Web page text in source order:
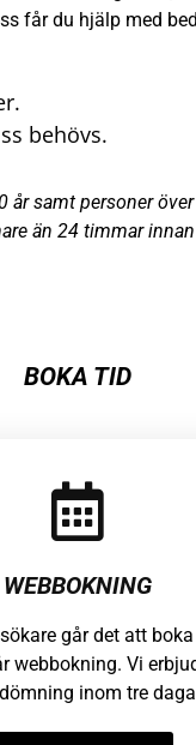
får du hjälp med
behövs.
år samt personer
än 24 timmar
BOKA TID
WEBBOKNING
går det att
webbokning. Vi
inom tre